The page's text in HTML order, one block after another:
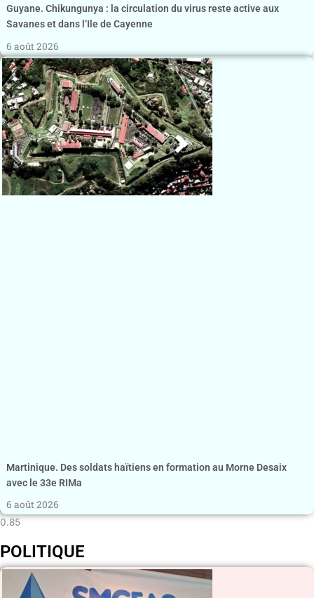
Guyane. Chikungunya : la circulation du virus reste active aux
Savanes et dans l’Ile de Cayenne
6 août 2026
Martinique. Des soldats haïtiens en formation au Morne Desaix
avec le 33e RIMa
6 août 2026
POLITIQUE